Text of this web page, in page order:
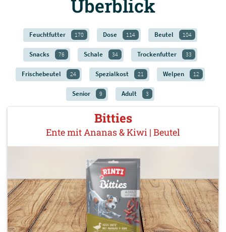
Überblick
Feuchtfutter 170 Dose 114 Beutel 104
Snacks 76 Schale 34 Trockenfutter 33
Frischebeutel 24 Spezialkost 21 Welpen 12
Senior 9 Adult 3
Bitties
Ente mit Ananas & Kiwi | Beutel